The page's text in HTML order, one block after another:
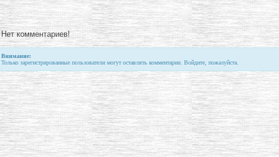
Нет комментариев!
Внимание:
Только зарегистрированные пользователи могут оставлять комментарии. Войдите, пожалуйста.